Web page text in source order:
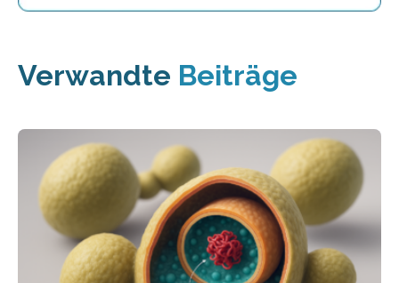
Verwandte Beiträge